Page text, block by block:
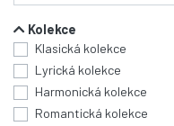
Kolekce
Klasická kolekce
Lyrická kolekce
Harmonická kolekce
Romantická kolekce